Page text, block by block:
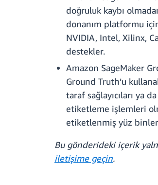
doğruluk kaybı
donanım platformu
NVIDIA, Intel, Xilinx,
destekler.
Amazon SageMaker
Ground Truth’u
taraf sağlayıcıları ya
etiketleme işlemleri
etiketlenmiş yüz
Bu gönderideki içerik
iletişime geçin.